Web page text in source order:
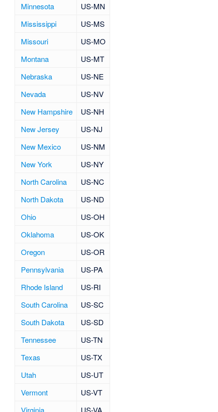
Minnesota
US-MN
Mississippi
US-MS
Missouri
US-MO
Montana
US-MT
Nebraska
US-NE
Nevada
US-NV
New Hampshire
US-NH
New Jersey
US-NJ
New Mexico
US-NM
New York
US-NY
North Carolina
US-NC
North Dakota
US-ND
Ohio
US-OH
Oklahoma
US-OK
Oregon
US-OR
Pennsylvania
US-PA
Rhode Island
US-RI
South Carolina
US-SC
South Dakota
US-SD
Tennessee
US-TN
Texas
US-TX
Utah
US-UT
Vermont
US-VT
Virginia
US-VA